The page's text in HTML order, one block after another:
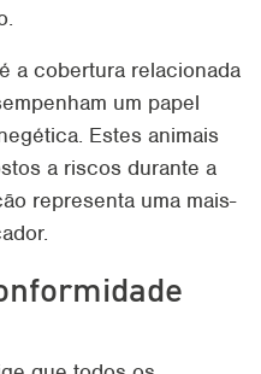
a cobertura relacionada
um papel
Estes animais
a riscos durante a
representa uma mais-